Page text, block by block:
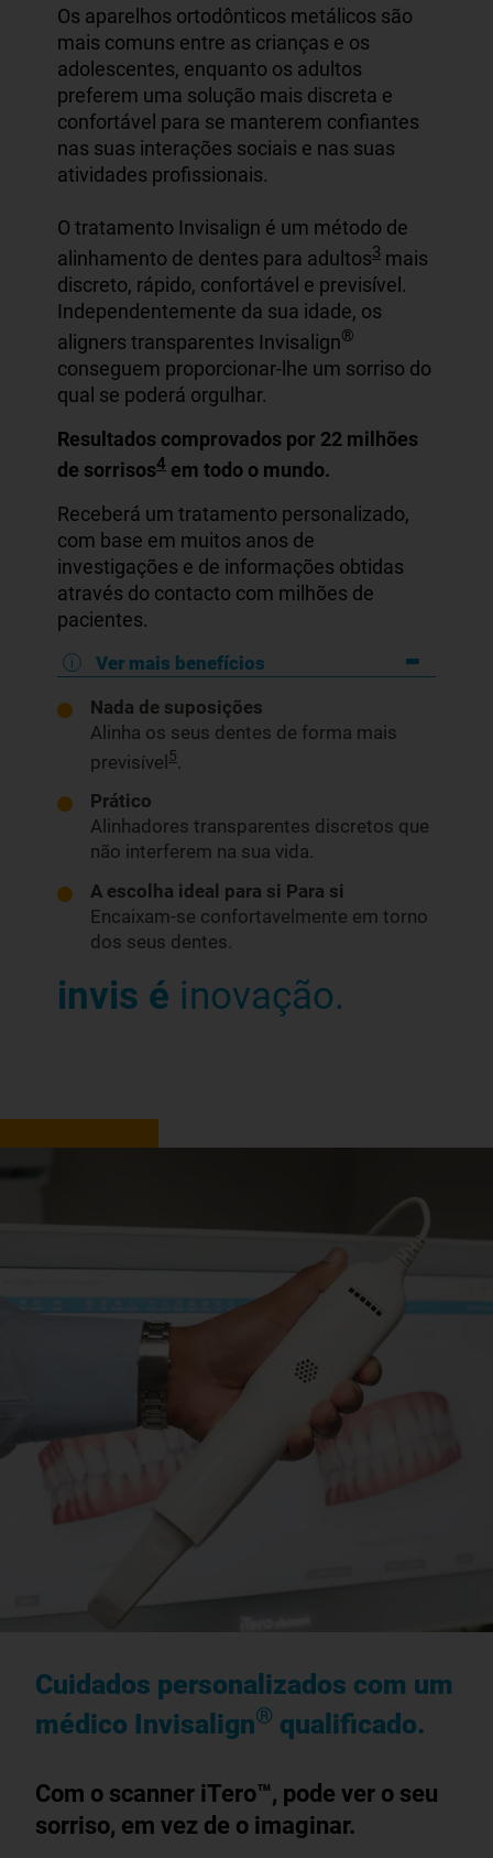
Os aparelhos ortodônticos metálicos são
mais comuns entre as crianças e os
adolescentes, enquanto os adultos
preferem uma solução mais discreta e
confortável para se manterem confiantes
nas suas interações sociais e nas suas
atividades profissionais.
O tratamento Invisalign é um método de
alinhamento de dentes para adultos3 mais
discreto, rápido, confortável e previsível.
Independentemente da sua idade, os
aligners transparentes Invisalign®
conseguem proporcionar-lhe um sorriso do
qual se poderá orgulhar.
Resultados comprovados por 22 milhões
de sorrisos4 em todo o mundo.
Receberá um tratamento personalizado,
com base em muitos anos de
investigações e de informações obtidas
através do contacto com milhões de
pacientes.
Ver mais benefícios
Nada de suposições
Alinha os seus dentes de forma mais
previsível5.
Prático
Alinhadores transparentes discretos que
não interferem na sua vida.
A escolha ideal para si Para si
Encaixam-se confortavelmente em torno
dos seus dentes.
invis é inovação.
Cuidados personalizados com um
médico Invisalign® qualificado.
Com o scanner iTero™, pode ver o seu
sorriso, em vez de o imaginar.